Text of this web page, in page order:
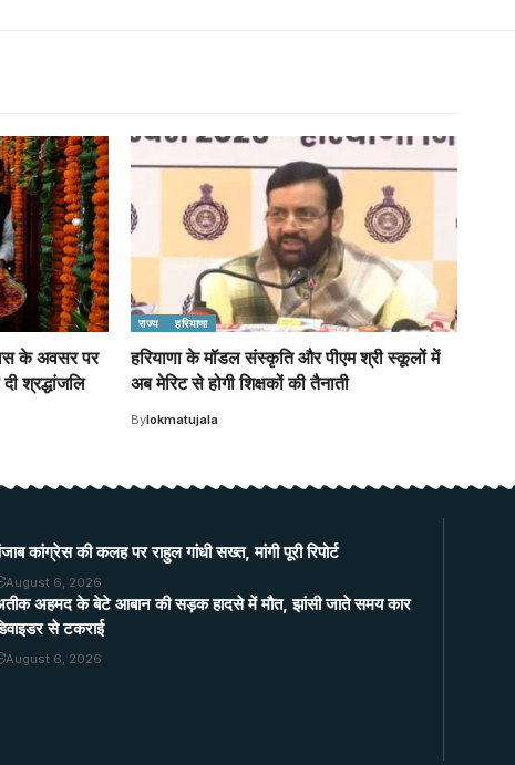
के अवसर पर
श्रद्धांजलि
राज्य हरियाणा
हरियाणा के मॉडल संस्कृति और पीएम श्री स्कूलों में
अब मेरिट से होगी शिक्षकों की तैनाती
Bylokmatujala
कांग्रेस की कलह पर राहुल गांधी सख्त, मांगी पूरी रिपोर्ट
August 6, 2026
अहमद के बेटे आबान की सड़क हादसे में मौत, झांसी जाते समय कार
से टकराई
August 6, 2026